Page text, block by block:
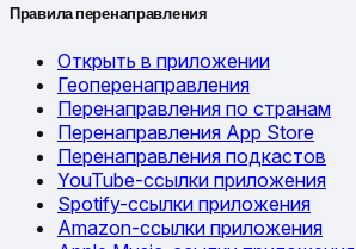
Правила перенаправления
Открыть в приложении
Геоперенаправления
Перенаправления по странам
Перенаправления App Store
Перенаправления подкастов
YouTube-ссылки приложения
Spotify-ссылки приложения
Amazon-ссылки приложения